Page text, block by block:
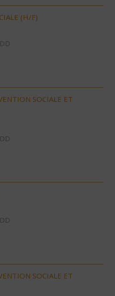
(H/F)
SOCIALE ET
SOCIALE ET